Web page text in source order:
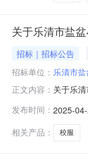
关于乐清市盐
招标｜招标公告
招标单位： 乐清市
正文内容： 关于乐
购校服
1579名
发布时间： 2025-
相关产品：
校服